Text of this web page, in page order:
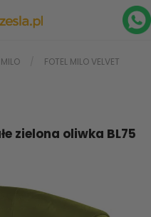
FOTEL MILO VELVET
zielona oliwka BL75